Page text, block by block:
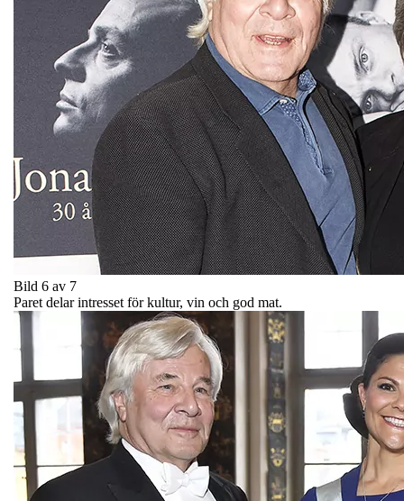
Bild 6 av 7
Paret delar intresset för kultur, vin och god mat.